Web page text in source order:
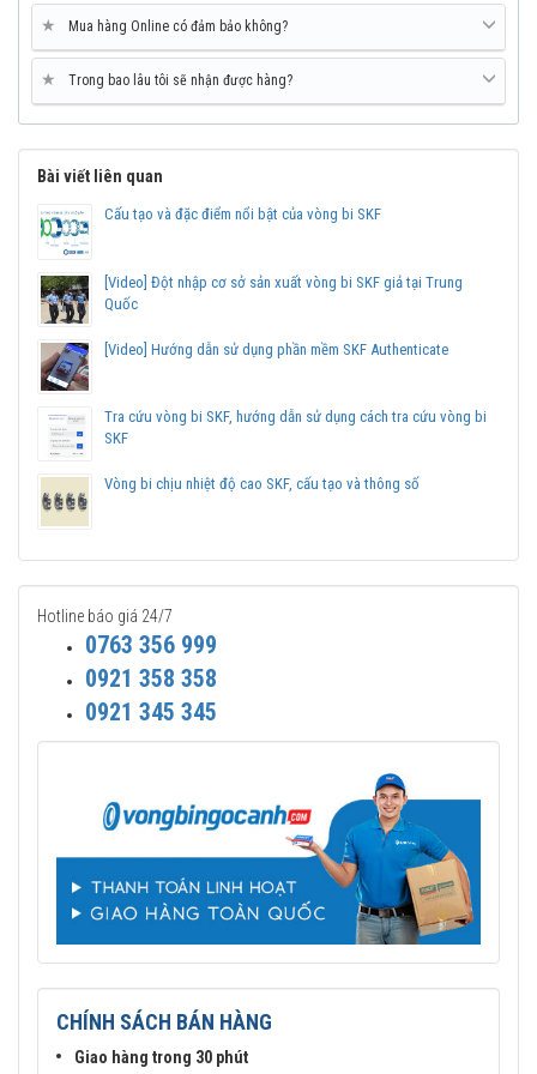
Vòng bi chặn hai hướng có thể chịu được tải trọng dọc trục theo
cả 2 hướng, nhờ đó có khả năng định vị dọc trục theo 2 hướng.
Tương tự vòng bi chặn hai hướng cũng không thể chịu được bất kỳ
tải trọng hướng kính nào.
Vòng bi SKF 51206 chính hãng, phân phối bởi Vòng bi Ngọc Anh -
Đại lý uỷ quyền SKF.
Mua vòng bi bạc đạn SKF 51206 chính hãng ở đâu uy
tín?
★ Mua hàng Online có đảm bảo không?
★ Trong bao lâu tôi sẽ nhận được hàng?
Bài viết liên quan
Cấu tạo và đặc điểm nổi bật của vòng bi SKF
[Video] Đột nhập cơ sở sản xuất vòng bi SKF giả tại Trung
Quốc
[Video] Hướng dẫn sử dụng phần mềm SKF Authenticate
Tra cứu vòng bi SKF, hướng dẫn sử dụng cách tra cứu vòng bi
SKF
Vòng bi chịu nhiệt độ cao SKF, cấu tạo và thông số
Hotline báo giá 24/7
0763 356 999
0921 358 358
0921 345 345
CHÍNH SÁCH BÁN HÀNG
Giao hàng trong 30 phút